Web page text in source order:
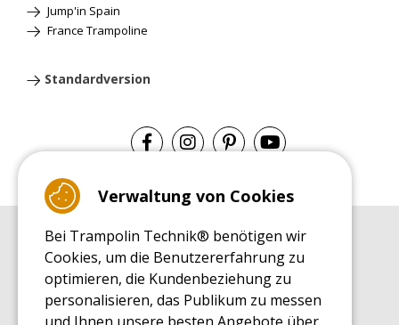
Jump'in Spain
France Trampoline
Standardversion
EINKAUFSRATGEBER
Einkaufsratgeber
MONTAGE RATGEBER
Montagehinweise für ein Freizeit Trampolin
Verwaltung von Cookies
Bei Trampolin Technik® benötigen wir
Cookies, um die Benutzererfahrung zu
optimieren, die Kundenbeziehung zu
personalisieren, das Publikum zu messen